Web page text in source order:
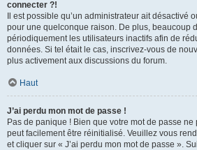
connecter ?!
Il est possible qu’un administrateur ait désactivé
pour une quelconque raison. De plus, beaucoup
périodiquement les utilisateurs inactifs afin de
données. Si tel était le cas, inscrivez-vous de
plus activement aux discussions du forum.
Haut
J’ai perdu mon mot de passe !
Pas de panique ! Bien que votre mot de passe ne
peut facilement être réinitialisé. Veuillez vous
et cliquer sur « J’ai perdu mon mot de passe ».